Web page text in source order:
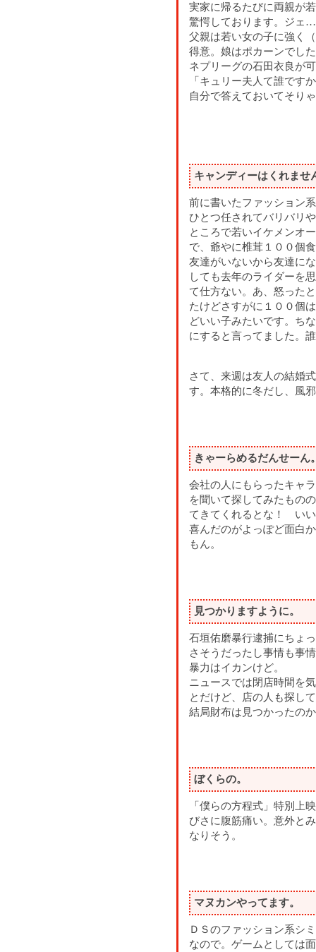
実家に帰るたびに両親が
驚愕しております。ジェ
父親は若い女の子に強く
得意。娘はポカーンでし
ネプリーグの石田衣良が
「キュリー夫人て誰です
自分で答えておいてそり
キャンディーはくれませ
前に書いたファッション
ひとつ任されてバリバリ
ところで若いイケメンオ
で、爺やに椎茸１００個
友達がいないから友達に
しても去年のライダーを
て仕方ない。あ、怒った
たけどさすがに１００個
どいい子みたいです。ち
にすると言ってました。
さて、来週は友人の結婚
す。本格的に冬だし、風
きゃーらめるだんせーん
会社の人にもらったキャ
を聞いて探してみたもの
てきてくれるとな！ い
喜んだのがよっぽど面白
もん。
見つかりますように。
石垣佑磨暴行逮捕にちょ
さそうだったし事情も事
暴力はイカンけど。
ニュースでは閉店時間を
とだけど、店の人も探し
結局財布は見つかったの
ぼくらの。
「僕らの方程式」特別上
びさに腹筋痛い。意外と
なりそう。
マヌカンやってます。
ＤＳのファッション系シ
なので。ゲームとしては